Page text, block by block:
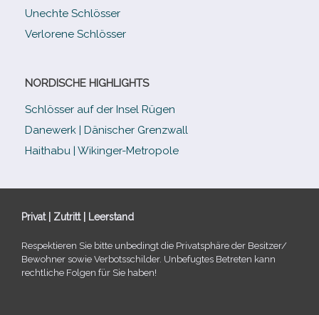
Unechte Schlösser
Verlorene Schlösser
NORDISCHE HIGHLIGHTS
Schlösser auf der Insel Rügen
Danewerk | Dänischer Grenzwall
Haithabu | Wikinger-Metropole
Privat | Zutritt | Leerstand
Respektieren Sie bitte unbe­dingt die Privatsphäre der Besitzer/​
Bewohner sowie Verbotsschilder. Unbefugtes Betreten kann
recht­li­che Folgen für Sie haben!